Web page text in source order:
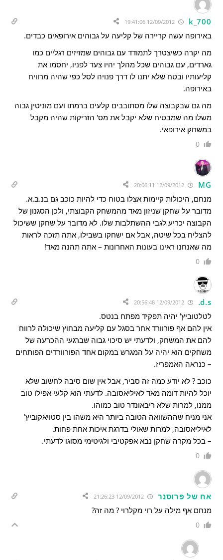
k_700
באירופה עשה קריירה של קליעה על גבוהים אירופאים כבדים.
מה יקרה כשיצטרך לתמודד עם גבוהים שמזיזים רגליים כמו
גארדים, עם גבוהים שכל מהלך יהיו צעד לפניו, יחסמו את
קליעותיו ובטח שלא יתנו לו דרך פנויה לסל כפי שהיה מרוויח
באירופה.
מה גם שבקבוצה שלו מסתובבים קלעים ברמתו ועם מוניטין גבוה
משלו מה שמבטיח שלא יקבל את מס' הזריקות שהיה מקבל
במשחק אירופאי.
0
MG
מנחם, היכולות קיימות אצלו בטוח כדי להיות כוכב גם בנ.ב.א.
מדובר על שחקן שניזון מאד מהמשחק הקבוצתי, ולכן הסגנון של
הקבוצה יכריע לגבי ההשתלבות שלו. לא מדובר על שחקן ששיכול
להצליח בכל שיטה, אבל אם ישחקו בשבילו, אתה תזכה לראות
מה שאנחנו ראינו בעונות האחרונות – אתה תהנה מאד!
0
d.s.
12/09/2012 20:56:48
לטלטוביץ' יהיה תפקיד מפתח בנטס.
אין להם אף פורוורד אחר בסגל עם קליעה מבחוץ שיכולה לרווח
להם את המשחק, ולדעתי יש סיכוי גבוה שברגעי ההכרעה של
משחקים הוא יהיה על המגרש במקום אחד הפורוורדים הפותחים
– כנראה האמפריז.
כוכב ? לא יודע כמה זה סביר, אבל אין שום סיבה לחשוב שלא
יוכל להיות דומה מאד לאיליאסובה. לדעתי הוא קלעי אפילו טוב
ממנו, למרות שלא ריבאונדר טוב כמוהו.
אני מניח שההשוואה הטובה ביותר היא משהו בין סטויאקוביץ'
לאיליאסובה, למרות שאולי בדרגת איכות אחת פחות.
– בכל מקרה שחקן נבא אפקטיבי ולגיטימי מסוגו לדעתי.
0
אח של פרוסנר
מנחם אף מילה על רוי מקלרוי ? מה זה?
0